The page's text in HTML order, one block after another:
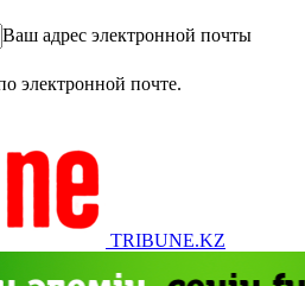
Ваш адрес электронной почты
электронной почте.
TRIBUNE.KZ